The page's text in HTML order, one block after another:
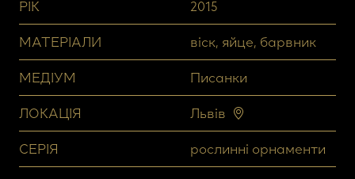
РІК 2015
МАТЕРІАЛИ віск, яйце, барвник
МЕДІУМ Писанки
ЛОКАЦІЯ Львів
СЕРІЯ рослинні орнаменти